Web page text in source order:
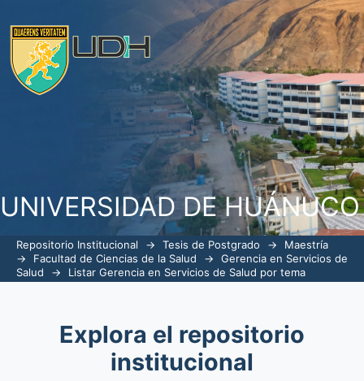
UNIVERSIDAD DE HUÁNUCO
ListarGerencia en Servicios de Salud
Repositorio Institucional → Tesis de Postgrado →
Maestría
→
Facultad de Ciencias de la Salud →
Gerencia en Servicios de
Salud
→ Listar Gerencia en Servicios de Salud por tema
Explora el repositorio
institucional